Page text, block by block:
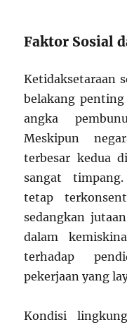
Faktor Sosial
Ketidaksetaraan
belakang
angka
Meskipun
terbesar kedua
sangat
tetap
sedangkan
dalam
terhadap
pekerjaan yang
Kondisi